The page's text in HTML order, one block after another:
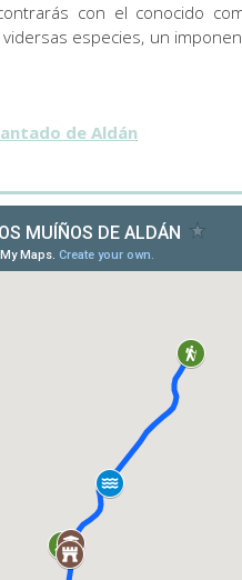
con el conocido
especies, un
de Aldán